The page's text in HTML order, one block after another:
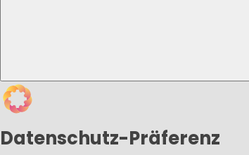
Datenschutz-Präferenz